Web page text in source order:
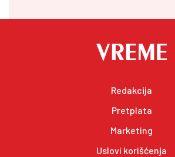
Redakcija
Pretplata
Marketing
Uslovi korišćenja